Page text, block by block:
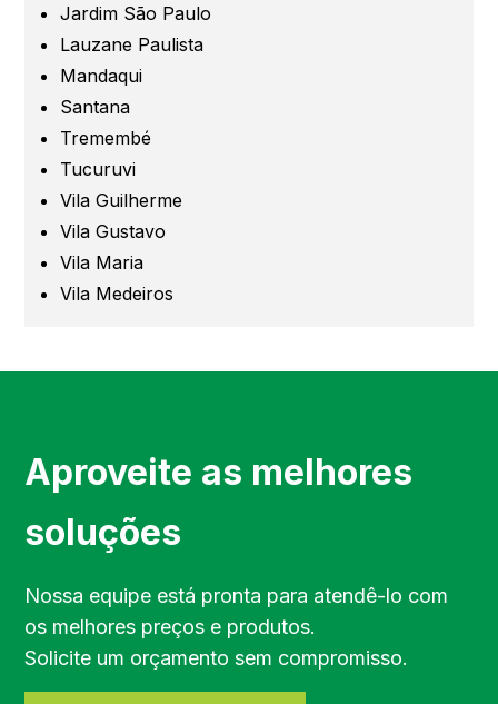
São Caetano
Região do Vale do Paraíba
Jardim São Paulo
Lauzane Paulista
Mandaqui
Santana
Tremembé
Tucuruvi
Vila Guilherme
Vila Gustavo
Vila Maria
Vila Medeiros
Aproveite as melhores
soluções
Nossa equipe está pronta para atendê-lo com
os melhores preços e produtos.
Solicite um orçamento sem compromisso.